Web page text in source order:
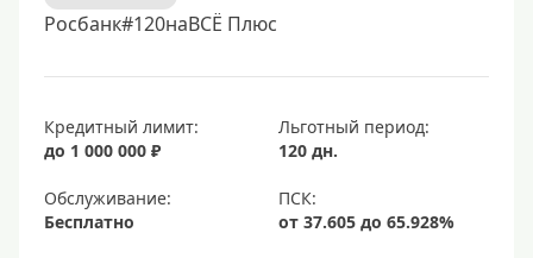
Росбанк#120наВСЁ Плюс
Кредитный лимит:
до 1 000 000 ₽
Льготный период:
120 дн.
Обслуживание:
Бесплатно